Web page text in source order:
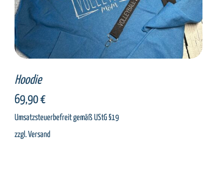
Hoodie
69,90€
Umsatzsteuerbefreit gemäß UStG §19
zzgl.Versand